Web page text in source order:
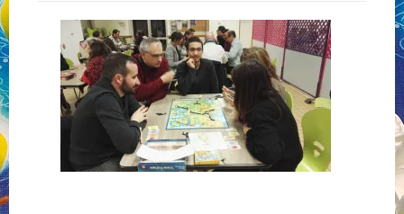
QUI SOMMES-NOUS ?
NOUS CONTACTER !